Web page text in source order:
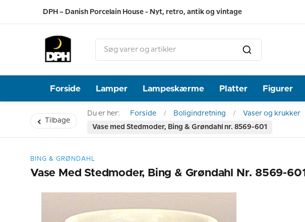
DPH – Danish Porcelain House - Nyt, retro, antik og vintage
Forside Lamper Lampeskærme Platter Figurer
Tilbage
Du er her: Forside Boligindretning Vaser og krukker
Vase med Stedmoder, Bing & Grøndahl nr. 8569-601
BING & GRØNDAHL
Vase Med Stedmoder, Bing & Grøndahl Nr. 8569-601